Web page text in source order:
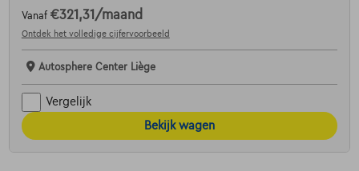
Vanaf €321,31 /maand
Ontdek het volledige cijfervoorbeeld
Autosphere Center Liège
Vergelijk
Bekijk wagen